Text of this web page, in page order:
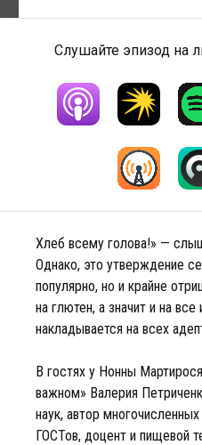
Слушайте эпизод на
Хлеб всему голова!» —
Однако, это утверждение
популярно, но и крайне
на глютен, а значит и на
накладывается на всех
В гостях у Нонны
важном» Валерия
наук, автор
ГОСТов, доцент и пищевой